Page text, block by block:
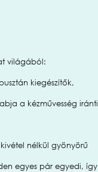
világából:
kiegészítők,
a kézművesség iránti
nélkül gyönyörű
egyes pár egyedi, így